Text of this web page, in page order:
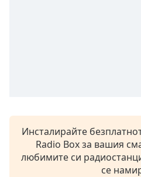
Инсталирайте
Radio Box за вашия
любимите си
се